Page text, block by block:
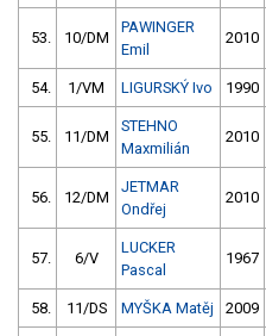
53. 10/DM
PAWINGER
Emil
2010
54. 1/VM LIGURSKÝ Ivo 1990
55. 11/DM
STEHNO
Maxmilián
2010
56. 12/DM
JETMAR
Ondřej
2010
57. 6/V
LUCKER
Pascal
1967
58. 11/DS MYŠKA Matěj 2009